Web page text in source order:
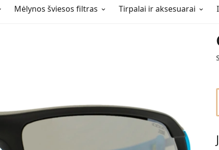
Mėlynos šviesos filtras Tirpalai ir aksesuarai